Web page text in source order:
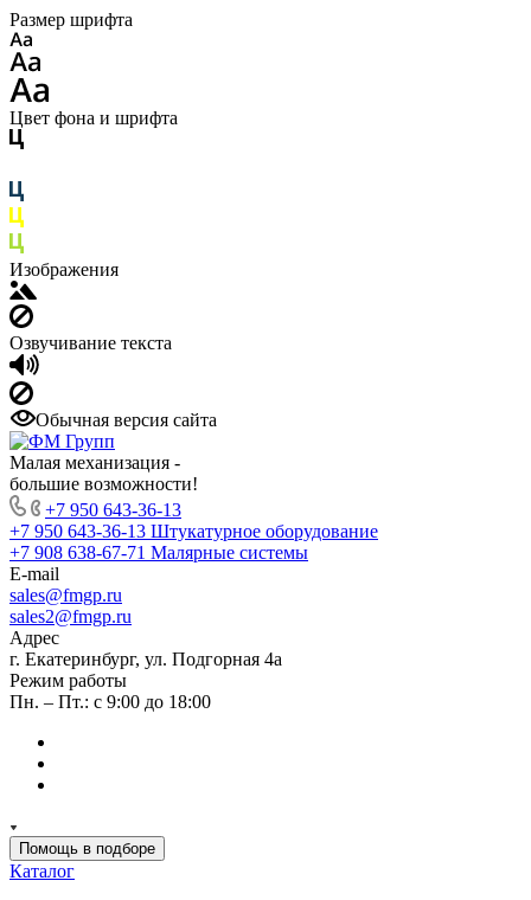
Размер шрифта
Цвет фона и шрифта
Изображения
Озвучивание текста
Обычная версия сайта
Малая механизация -
большие возможности!
+7 950 643-36-13
+7 950 643-36-13 Штукатурное оборудование
+7 908 638-67-71 Малярные системы
E-mail
sales@fmgp.ru
sales2@fmgp.ru
Адрес
г. Екатеринбург, ул. Подгорная 4а
Режим работы
Пн. – Пт.: с 9:00 до 18:00
Помощь в подборе
Каталог